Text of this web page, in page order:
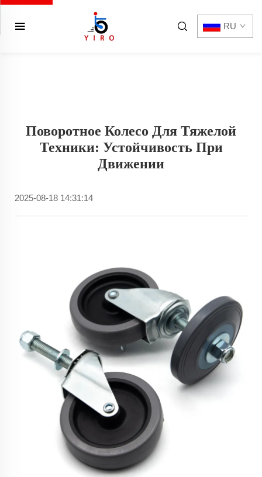
RU
Поворотное Колесо Для Тяжелой
Техники: Устойчивость При
Движении
2025-08-18 14:31:14